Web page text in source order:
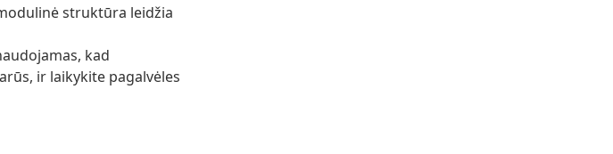
struktūra leidžia
kad
ir laikykite pagalvėles